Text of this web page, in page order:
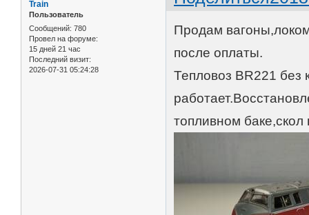
Train
Пользователь
Сообщений: 780
Провел на форуме:
15 дней 21 час
Последний визит:
2026-07-31 05:24:28
Продам
после оплаты.
Тепловоз BR221 без
топливном